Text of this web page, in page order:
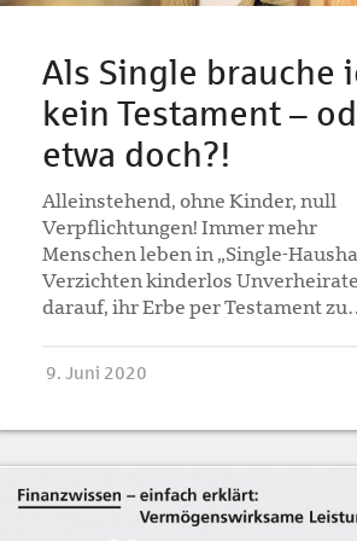
Als Single brauche
kein Testament –
etwa doch?!
Alleinstehend, ohne Kinder, null
Verpflichtungen! Immer mehr
Menschen leben in „Single-
Verzichten kinderlos
darauf, ihr Erbe per Testament
9. Juni 2020